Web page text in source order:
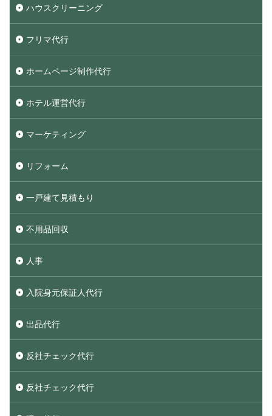
ハウスクリーニング
フリマ代行
ホームページ制作代行
ホテル運営代行
マーケティング
リフォーム
一戸建て見積もり
不用品回収
人事
入院身元保証人代行
出品代行
反社チェック代行
反社チェック代行